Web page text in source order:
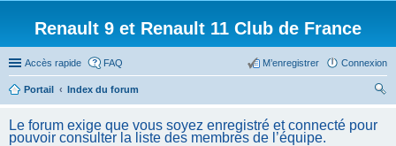
Renault 9 et Renault 11 Club de France
Accès rapide FAQ Connexion
M’enregistrer
Portail
Index du forum
her
Le forum exige que vous soyez enregistré et connecté pour
pouvoir consulter la liste des membres de l’équipe.